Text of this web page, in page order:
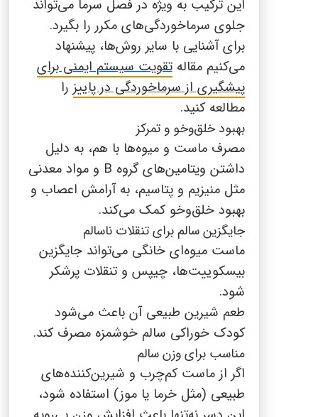
این ترکیب به ویژه در فصل سرما می‌تواند
جلوی سرماخوردگی‌های مکرر را بگیرد.
برای آشنایی با سایر روش‌ها، پیشنهاد
می‌کنیم مقالهتقویت سیستم ایمنی برای
پیشگیری از سرماخوردگی در پاییز را
مطالعه کنید.
بهبود خلق‌وخو و تمرکز
مصرف ماست و میوه‌ها با هم، به دلیل
داشتن ویتامین‌های گروه B و مواد معدنی
مثل منیزیم و پتاسیم، به آرامش اعصاب و
بهبود خلق‌وخو کمک می‌کند.
جایگزین سالم برای تنقلات ناسالم
ماست میوه‌ای خانگی می‌تواند جایگزین
بیسکوییت‌ها، چیپس و تنقلات پرشکر
شود.
طعم شیرین طبیعی آن باعث می‌شود
کودک خوراکی سالم خوشمزه مصرف کند.
مناسب برای وزن سالم
اگر از ماست کم‌چرب و شیرین‌کننده‌های
طبیعی (مثل خرما یا موز) استفاده شود،